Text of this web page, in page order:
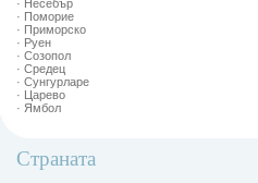
· Несебър
· Поморие
· Приморско
· Руен
· Созопол
· Средец
· Сунгурларе
· Царево
· Ямбол
Страната